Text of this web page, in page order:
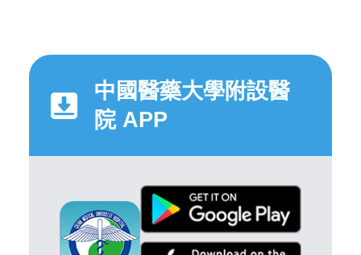
中國醫藥大學附設醫
院 APP